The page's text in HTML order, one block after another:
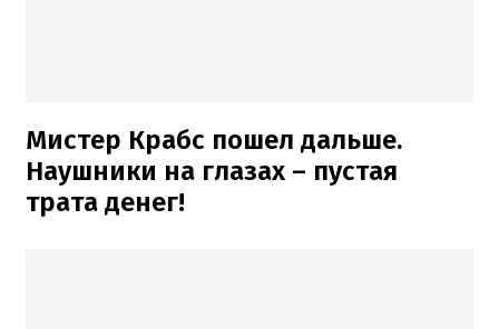
Мистер Крабс пошел дальше.
Наушники на глазах – пустая
трата денег!